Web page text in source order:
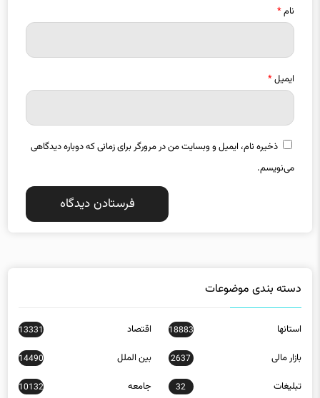
نام*
ایمیل*
ذخیره نام، ایمیل و وبسایت من در مرورگر برای زمانی که دوباره دیدگاهی
می‌نویسم.
دسته بندی موضوعات
استانها 18883 اقتصاد 13331
بازار مالی 2637 بین الملل 14490
تبلیغات 32 جامعه 10132